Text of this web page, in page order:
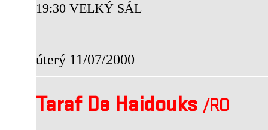
19:30 VELKÝ SÁL
úterý 11/07/2000
Taraf De Haidouks /RO